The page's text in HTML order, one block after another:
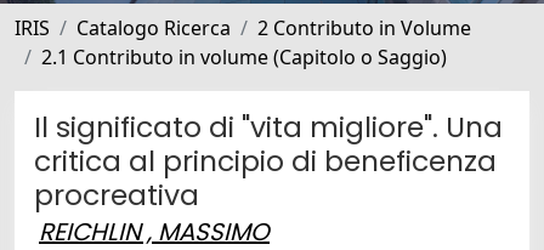
IRIS Catalogo Ricerca
2 Contributo in Volume
2.1 Contributo in volume (Capitolo o Saggio)
Il significato di "vita migliore". Una
critica al principio di beneficenza
procreativa
REICHLIN , MASSIMO